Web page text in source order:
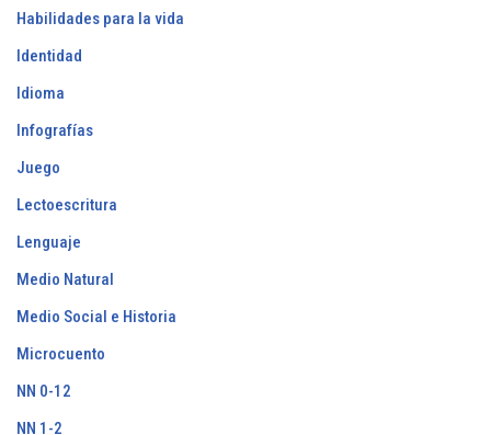
Habilidades para la vida
Identidad
Idioma
Infografías
Juego
Lectoescritura
Lenguaje
Medio Natural
Medio Social e Historia
Microcuento
NN 0-12
NN 1-2